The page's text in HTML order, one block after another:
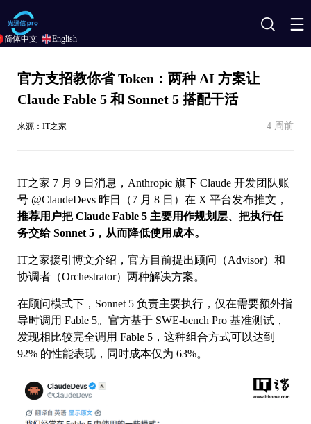
搜
官方支招教你省 Token：两种 AI 方案让
Claude Fable 5 和 Sonnet 5 搭配干活
来源：IT之家 4 周前
IT之家 7 月 9 日消息，Anthropic 旗下 Claude 开发团队账
号 @ClaudeDevs 昨日（7 月 8 日）在 X 平台发布推文，
推荐用户把 Claude Fable 5 主要用作规划层、把执行任
务交给 Sonnet 5，从而降低使用成本。
IT之家援引博文介绍，官方目前提出顾问（Advisor）和
协调者（Orchestrator）两种解决方案。
在顾问模式下，Sonnet 5 负责主要执行，仅在需要额外指
导时调用 Fable 5。官方基于 SWE-bench Pro 基准测试，
发现相比较完全调用 Fable 5，这种组合方式可以达到
92% 的性能表现，同时成本仅为 63%。
简体中文 English